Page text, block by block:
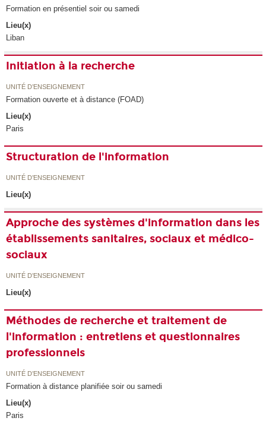
Formation en présentiel soir ou samedi
Lieu(x)
Liban
Initiation à la recherche
UNITÉ D’ENSEIGNEMENT
Formation ouverte et à distance (FOAD)
Lieu(x)
Paris
Structuration de l'information
UNITÉ D’ENSEIGNEMENT
Lieu(x)
Approche des systèmes d'information dans les
établissements sanitaires, sociaux et médico-
sociaux
UNITÉ D’ENSEIGNEMENT
Lieu(x)
Méthodes de recherche et traitement de
l'information : entretiens et questionnaires
professionnels
UNITÉ D’ENSEIGNEMENT
Formation à distance planifiée soir ou samedi
Lieu(x)
Paris